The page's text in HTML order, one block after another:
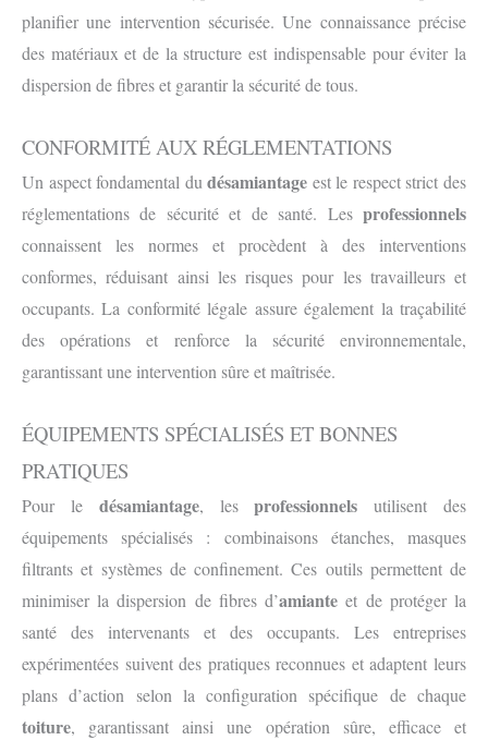
planifier une intervention sécurisée. Une connaissance précise
des matériaux et de la structure est indispensable pour éviter la
dispersion de fibres et garantir la sécurité de tous.
CONFORMITÉ AUX RÉGLEMENTATIONS
Un aspect fondamental dudésamiantage est le respect strict des
réglementations de sécurité et de santé. Les professionnels
connaissent les normes et procèdent à des interventions
conformes, réduisant ainsi les risques pour les travailleurs et
occupants. La conformité légale assure également la traçabilité
des opérations et renforce la sécurité environnementale,
garantissant une intervention sûre et maîtrisée.
ÉQUIPEMENTS SPÉCIALISÉS ET BONNES
PRATIQUES
Pour le désamiantage, lesprofessionnels utilisent des
équipements spécialisés : combinaisons étanches, masques
filtrants et systèmes de confinement. Ces outils permettent de
minimiser la dispersion de fibres d’amiante et de protéger la
santé des intervenants et des occupants. Les entreprises
expérimentées suivent des pratiques reconnues et adaptent leurs
plans d’action selon la configuration spécifique de chaque
toiture, garantissant ainsi une opération sûre, efficace et